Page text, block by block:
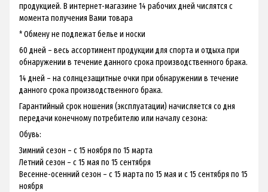
продукцией. В интернет-магазине 14 рабочих дней числятся с
момента получения Вами товара
* Обмену не подлежат белье и носки
60 дней – весь ассортимент продукции для спорта и отдыха при
обнаружении в течение данного срока производственного брака.
14 дней – на солнцезащитные очки при обнаружении в течение
данного срока производственного брака.
Гарантийный срок ношения (эксплуатации) начисляется со дня
передачи конечному потребителю или началу сезона:
Обувь:
Зимний сезон – с 15 ноября по 15 марта
Летний сезон – с 15 мая по 15 сентября
Весенне-осенний сезон – с 15 марта по 15 мая и с 15 сентября по 15
ноября